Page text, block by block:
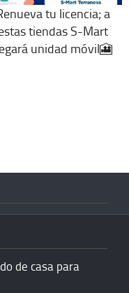
tu licencia; a
tiendas S-Mart
unidad móvil🎦
de casa para